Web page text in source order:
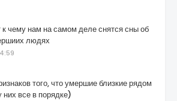
к чему нам на самом деле снятся сны об
людях
того, что умершие близкие рядом
них все в порядке)